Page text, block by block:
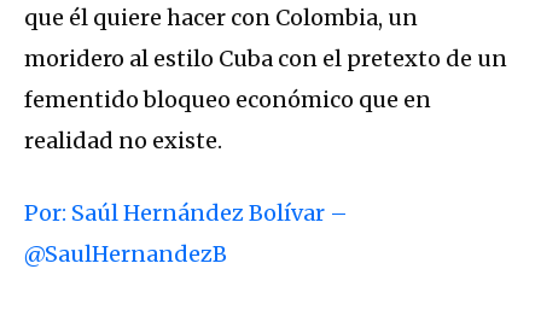
que él quiere hacer con Colombia, un
moridero al estilo Cuba con el pretexto de un
fementido bloqueo económico que en
realidad no existe.
Por: Saúl Hernández Bolívar –
@SaulHernandezB